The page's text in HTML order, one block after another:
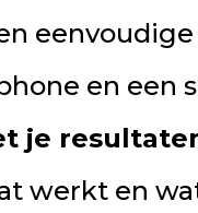
en een
je
werkt en